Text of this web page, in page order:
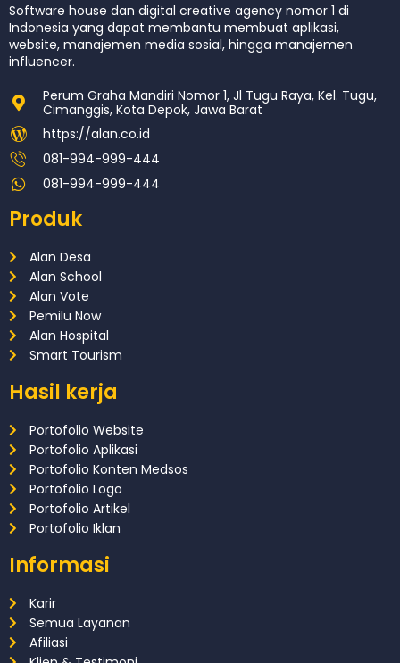
Software house dan digital creative agency nomor 1 di
Indonesia yang dapat membantu membuat aplikasi,
website, manajemen media sosial, hingga manajemen
influencer.
Perum Graha Mandiri Nomor 1, Jl Tugu Raya, Kel. Tugu,
Cimanggis, Kota Depok, Jawa Barat
https://alan.co.id
081-994-999-444
081-994-999-444
Produk
Alan Desa
Alan School
Alan Vote
Pemilu Now
Alan Hospital
Smart Tourism
Hasil kerja
Portofolio Website
Portofolio Aplikasi
Portofolio Konten Medsos
Portofolio Logo
Portofolio Artikel
Portofolio Iklan
Informasi
Karir
Semua Layanan
Afiliasi